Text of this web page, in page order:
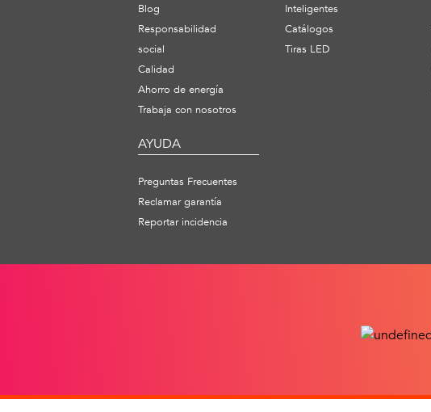
Blog
Responsabilidad
social
Calidad
Ahorro de energía
Trabaja con nosotros
Inteligentes
Catálogos
Tiras LED
AYUDA
Preguntas Frecuentes
Reclamar garantía
Reportar incidencia